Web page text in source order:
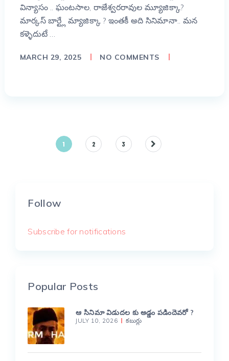
విన్యాసం .. ఘంటసాల, రాజేశ్వరరావుల మ్యూజిక్కా?
మార్కస్ బార్ట్లే మ్యాజిక్కా ? ఇంతకీ అది సినిమానా.. మన
కళ్ళెదుటే …
MARCH 29, 2025 NO COMMENTS
1 2 3
Follow
Subscribe for notifications
Popular Posts
ఆ సినిమా విడుదల కు అడ్డం పడిందెవరో ?
JULY 10, 2026 కబుర్లు